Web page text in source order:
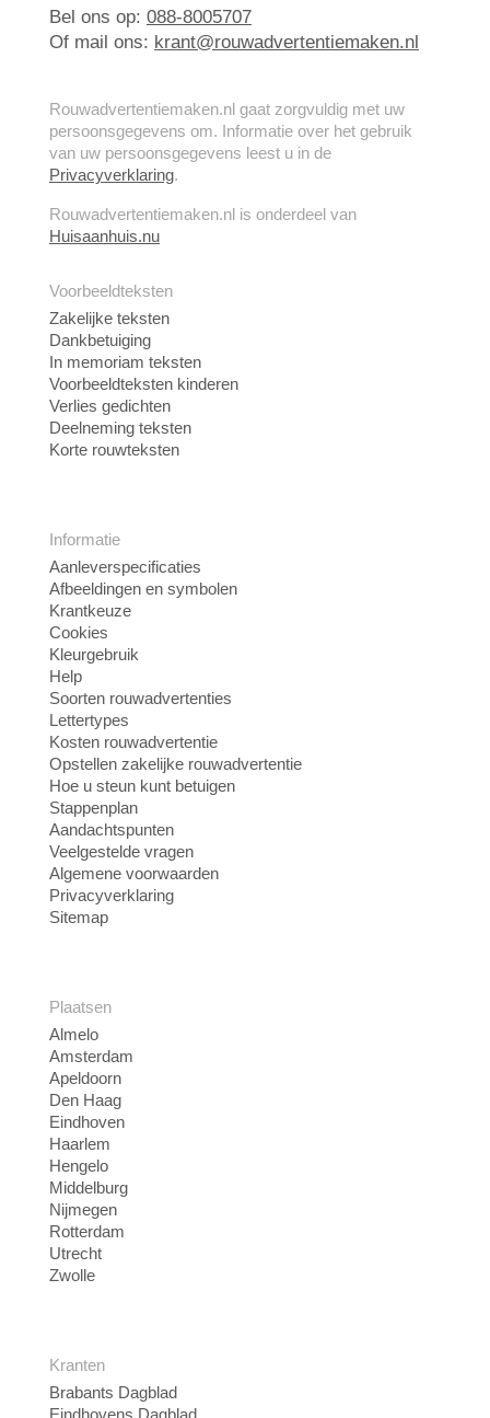
Bel ons op: 088-8005707
Of mail ons: krant@rouwadvertentiemaken.nl
Rouwadvertentiemaken.nl gaat zorgvuldig met uw
persoonsgegevens om. Informatie over het gebruik
van uw persoonsgegevens leest u in de
Privacyverklaring.
Rouwadvertentiemaken.nl is onderdeel van
Huisaanhuis.nu
Voorbeeldteksten
Zakelijke teksten
Dankbetuiging
In memoriam teksten
Voorbeeldteksten kinderen
Verlies gedichten
Deelneming teksten
Korte rouwteksten
Informatie
Aanleverspecificaties
Afbeeldingen en symbolen
Krantkeuze
Cookies
Kleurgebruik
Help
Soorten rouwadvertenties
Lettertypes
Kosten rouwadvertentie
Opstellen zakelijke rouwadvertentie
Hoe u steun kunt betuigen
Stappenplan
Aandachtspunten
Veelgestelde vragen
Algemene voorwaarden
Privacyverklaring
Sitemap
Plaatsen
Almelo
Amsterdam
Apeldoorn
Den Haag
Eindhoven
Haarlem
Hengelo
Middelburg
Nijmegen
Rotterdam
Utrecht
Zwolle
Kranten
Brabants Dagblad
Eindhovens Dagblad